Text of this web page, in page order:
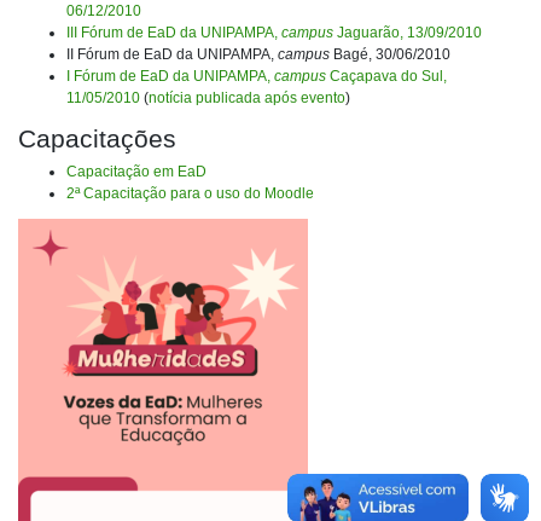
06/12/2010
III Fórum de EaD da UNIPAMPA, campus Jaguarão, 13/09/2010
II Fórum de EaD da UNIPAMPA, campus Bagé, 30/06/2010
I Fórum de EaD da UNIPAMPA, campus Caçapava do Sul,
11/05/2010 (notícia publicada após evento)
Capacitações
Capacitação em EaD
2ª Capacitação para o uso do Moodle